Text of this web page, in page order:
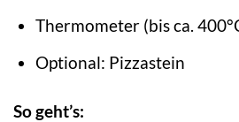
Thermometer (bis ca.
Optional: Pizzastein
So geht’s: